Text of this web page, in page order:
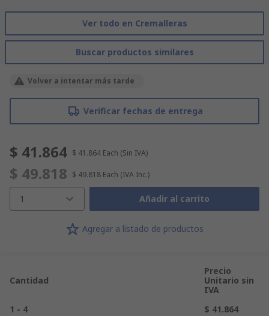
Ver todo en Cremalleras
Buscar productos similares
Volver a intentar más tarde
Verificar fechas de entrega
$ 41.864 $ 41.864 Each (Sin IVA)
$ 49.818 $ 49.818 Each (IVA Inc.)
1 Añadir al carrito
Agregar a listado de productos
Cantidad
Precio
Unitario sin
IVA
1 - 4
$ 41.864